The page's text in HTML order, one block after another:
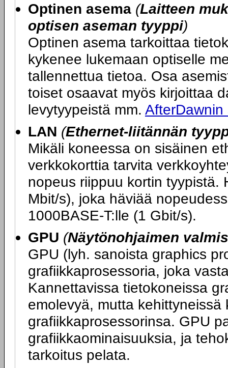
Optinen asema (Laitteen
optisen aseman tyyppi)
Optinen asema tarkoittaa
kykenee lukemaan optiselle
tallennettua tietoa. Osa
toiset osaavat myös kirjoittaa
levytyypeistä mm.
LAN (Ethernet-liitännän
Mikäli koneessa on sisäinen
verkkokorttia tarvita
nopeus riippuu kortin tyypistä.
Mbit/s), joka häviää
1000BASE-T:lle (1 Gbit/s).
GPU (Näytönohjaimen
GPU (lyh. sanoista graphics
grafiikkaprosessoria, joka
Kannettavissa tietokoneissa
emolevyä, mutta
grafiikkaprosessorinsa. GPU
grafiikkaominaisuuksia, ja
tarkoitus pelata.